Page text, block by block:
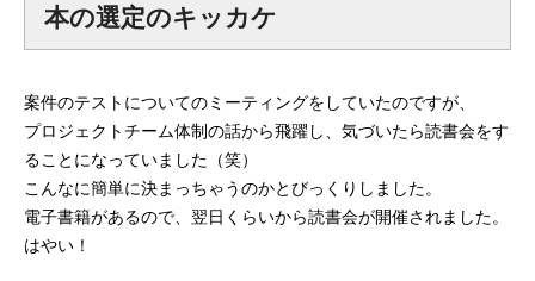
本の選定のキッカケ
案件のテストについてのミーティングをしていたのですが、
プロジェクトチーム体制の話から飛躍し、気づいたら読書会をす
ることになっていました（笑）
こんなに簡単に決まっちゃうのかとびっくりしました。
電子書籍があるので、翌日くらいから読書会が開催されました。
はやい！